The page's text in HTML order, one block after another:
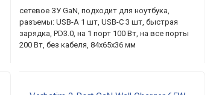
сетевое ЗУ GaN, подходит для ноутбука,
разъемы: USB-A 1 шт, USB-C 3 шт, быстрая
зарядка, PD3.0, на 1 порт 100 Вт, на все порты
200 Вт, без кабеля, 84x65x36 мм